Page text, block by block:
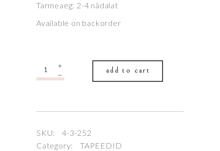
Tarmeaeg: 2-4 nädalat
Available on backorder
Quantity add to cart
SKU:
4-3-252
Category:
TAPEEDID